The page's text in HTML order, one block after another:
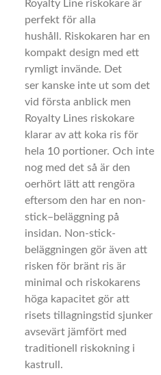
Royalty Line riskokare är
perfekt för alla
hushåll. Riskokaren har en
kompakt design med ett
rymligt invände. Det
ser kanske inte ut som det
vid första anblick men
Royalty Lines riskokare
klarar av att koka ris för
hela 10 portioner. Och inte
nog med det så är den
oerhört lätt att rengöra
eftersom den har en non-
stick–beläggning på
insidan. Non-stick-
beläggningen gör även att
risken för bränt ris är
minimal och riskokarens
höga kapacitet gör att
risets tillagningstid sjunker
avsevärt jämfört med
traditionell riskokning i
kastrull.